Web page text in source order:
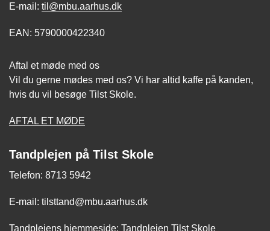
E-mail: til@mbu.aarhus.dk
EAN: 5790000422340
Aftal et møde med os
Vil du gerne mødes med os? Vi har altid kaffe på kanden,
hvis du vil besøge Tilst Skole.
AFTAL ET MØDE
Tandplejen på Tilst Skole
Telefon: 8713 5942
E-mail: tilsttand@mbu.aarhus.dk
Tandplejens hjemmeside: Tandplejen Tilst Skole